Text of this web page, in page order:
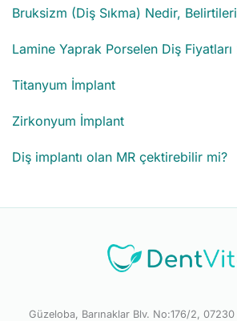
Bruksizm (Diş Sıkma) Nedir,
Lamine Yaprak Porselen Diş
Titanyum İmplant
Zirkonyum İmplant
Diş implantı olan MR çektirebilir mi?
Güzeloba, Barınaklar Blv. No:176/2,